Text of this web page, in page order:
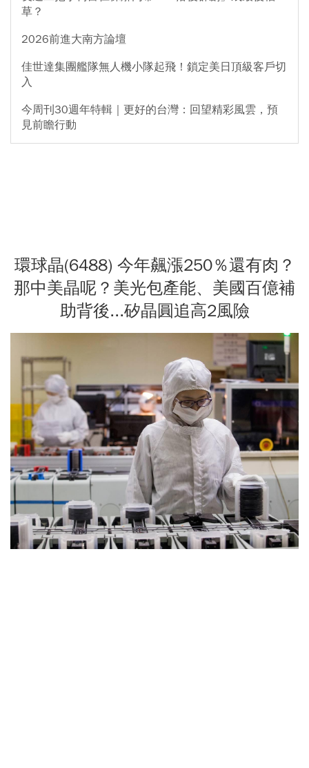
草？
2026前進大南方論壇
佳世達集團艦隊無人機小隊起飛！鎖定美日頂級客戶切
入
今周刊30週年特輯｜更好的台灣：回望精彩風雲，預
見前瞻行動
環球晶(6488) 今年飆漲250％還有肉？
那中美晶呢？美光包產能、美國百億補
助背後...矽晶圓追高2風險